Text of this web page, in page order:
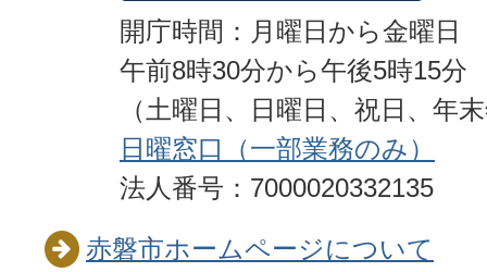
開庁時間：月曜日から金曜日
午前8時30分から午後5時15分
（土曜日、日曜日、祝日、年
日曜窓口（一部業務のみ）
法人番号：7000020332135
赤磐市ホームページについて